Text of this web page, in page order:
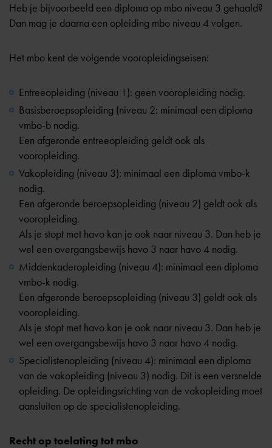
Heb je bijvoorbeeld een diploma op mbo niveau 3 gehaald?
Dan mag je daarna een opleiding mbo niveau 4 volgen.
Het mbo kent de volgende vooropleidingseisen:
Entreeopleiding (niveau 1): geen vooropleiding nodig.
Basisberoepsopleiding (niveau 2: minimaal een diploma
vmbo-b nodig.
Een afgeronde entreeopleiding geldt ook als
vooropleiding.
Vakopleiding (niveau 3): minimaal een diploma vmbo-k
nodig.
Een afgeronde beroepsopleiding (niveau 2) geldt ook als
vooropleiding.
Als je stopt met havo kan je ook naar niveau 3. Dan heb je
wel een overgangsbewijs havo 3 naar havo 4 nodig.
Middenkaderopleiding (niveau 4): minimaal een diploma
vmbo-k nodig.
Een afgeronde beroepsopleiding (niveau 3) geldt ook als
vooropleiding.
Als je stopt met havo kan je ook naar niveau 3. Dan heb je
wel een overgangsbewijs havo 3 naar havo 4 nodig.
Specialistenopleiding (niveau 4): minimaal een diploma
van de vakopleiding (niveau 3) nodig. Dit is een versnelde
opleiding. De opleidingsrichting van de vakopleiding moet
aansluiten op de specialistenopleiding.
Recht op toelating tot mbo